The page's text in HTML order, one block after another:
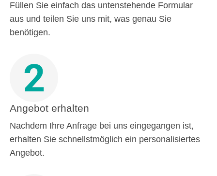
Füllen Sie einfach das untenstehende Formular
aus und teilen Sie uns mit, was genau Sie
benötigen.
2
Angebot erhalten
Nachdem Ihre Anfrage bei uns eingegangen ist,
erhalten Sie schnellstmöglich ein personalisiertes
Angebot.